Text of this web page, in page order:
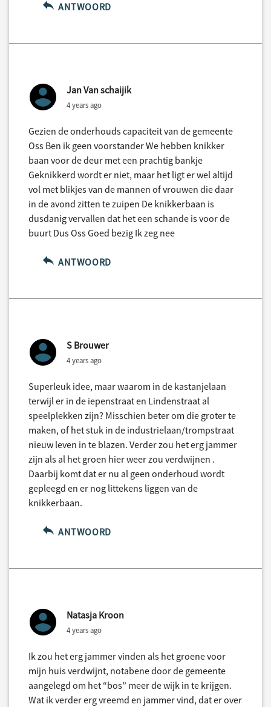
ANTWOORD
Jan Van schaijik
4 years ago
Gezien de onderhouds capaciteit van de gemeente
Oss Ben ik geen voorstander We hebben knikker
baan voor de deur met een prachtig bankje
Geknikkerd wordt er niet, maar het ligt er wel altijd
vol met blikjes van de mannen of vrouwen die daar
in de avond zitten te zuipen De knikkerbaan is
dusdanig vervallen dat het een schande is voor de
buurt Dus Oss Goed bezig Ik zeg nee
ANTWOORD
S Brouwer
4 years ago
Superleuk idee, maar waarom in de kastanjelaan
terwijl er in de iepenstraat en Lindenstraat al
speelplekken zijn? Misschien beter om die groter te
maken, of het stuk in de industrielaan/trompstraat
nieuw leven in te blazen. Verder zou het erg jammer
zijn als al het groen hier weer zou verdwijnen .
Daarbij komt dat er nu al geen onderhoud wordt
gepleegd en er nog littekens liggen van de
knikkerbaan.
ANTWOORD
Natasja Kroon
4 years ago
Ik zou het erg jammer vinden als het groene voor
mijn huis verdwijnt, notabene door de gemeente
aangelegd om het “bos” meer de wijk in te krijgen.
Wat ik verder erg vreemd en jammer vind, dat er over